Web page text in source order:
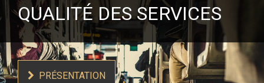
QUALITÉ DES SERVICES
PRÉSENTATION